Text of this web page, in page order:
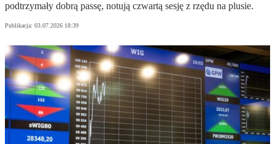
podtrzymały dobrą passę, notują czwartą sesję z rzędu na plusie.
Publikacja: 03.07.2026 18:39